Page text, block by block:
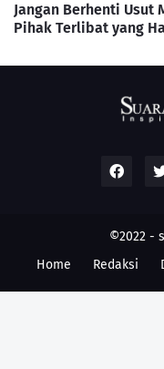
Jangan Berhenti Usut
Pihak Terlibat yang
©2022 -
Home
Redaksi